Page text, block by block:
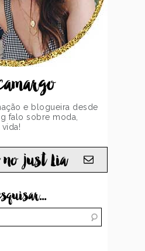
e blogueira desde
falo sobre moda,
just Lia